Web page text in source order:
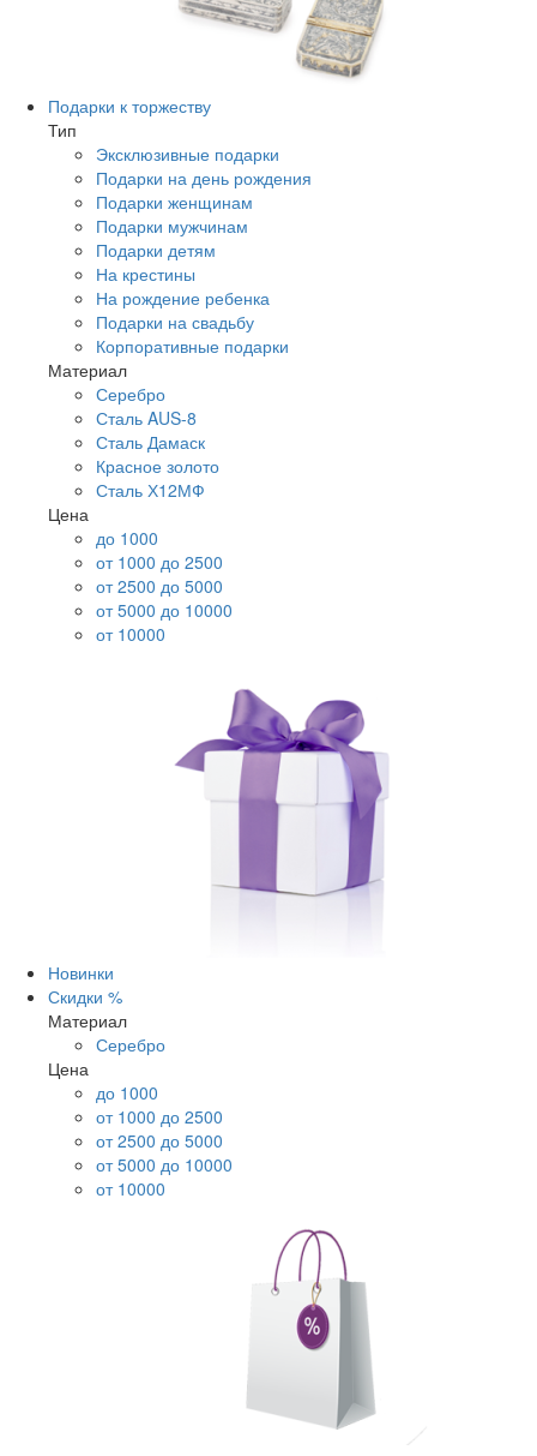
Подарки к торжеству
Тип
Эксклюзивные подарки
Подарки на день рождения
Подарки женщинам
Подарки мужчинам
Подарки детям
На крестины
На рождение ребенка
Подарки на свадьбу
Корпоративные подарки
Материал
Серебро
Сталь AUS-8
Сталь Дамаск
Красное золото
Сталь Х12МФ
Цена
до 1000
от 1000 до 2500
от 2500 до 5000
от 5000 до 10000
от 10000
Новинки
Скидки %
Материал
Серебро
Цена
до 1000
от 1000 до 2500
от 2500 до 5000
от 5000 до 10000
от 10000